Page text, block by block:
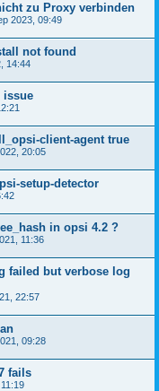
zu Proxy verbinden
2023, 09:49
not found
14:44
issue
client-agent true
20:05
setup-detector
in opsi 4.2 ?
11:36
failed but verbose log
22:57
09:28
fails